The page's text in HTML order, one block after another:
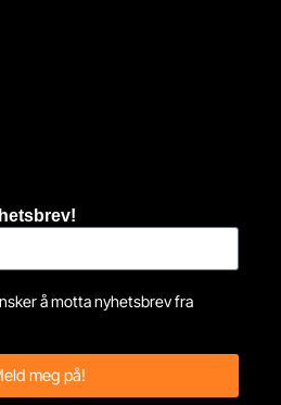
å motta nyhetsbrev fra
meg på!